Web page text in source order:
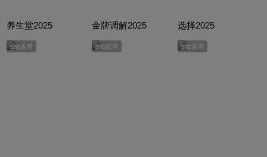
养生堂2025 金牌调解2025 选择2025
app观看 app观看 app观看